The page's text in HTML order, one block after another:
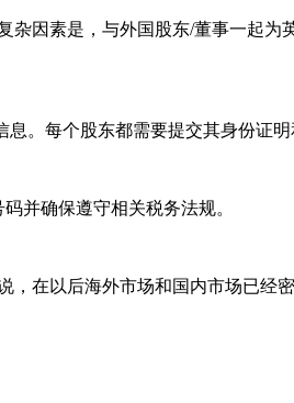
素是，与外国股东/董事一起为
每个股东都需要提交其身份证明
并确保遵守相关税务法规。
以后海外市场和国内市场已经密